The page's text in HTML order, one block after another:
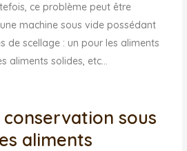
ce problème peut être
machine sous vide possédant
de scellage : un pour les aliments
aliments solides, etc…
conservation sous
aliments